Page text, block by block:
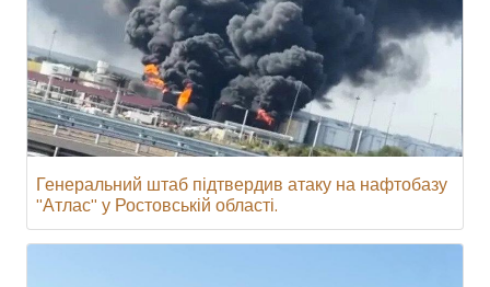
Генеральний штаб підтвердив атаку на нафтобазу
"Атлас" у Ростовській області.